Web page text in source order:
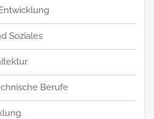
Soziales
Berufe